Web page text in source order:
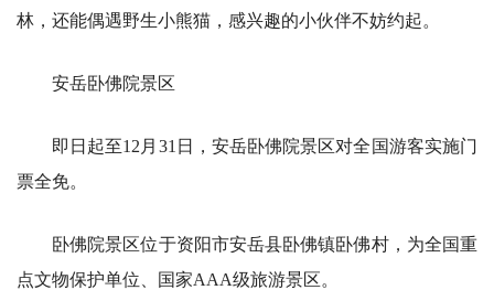
林，还能偶遇野生小熊猫，感兴趣的小伙伴不妨约起。
安岳卧佛院景区
即日起至12月31日，安岳卧佛院景区对全国游客实施门
票全免。
卧佛院景区位于资阳市安岳县卧佛镇卧佛村，为全国重
点文物保护单位、国家AAA级旅游景区。